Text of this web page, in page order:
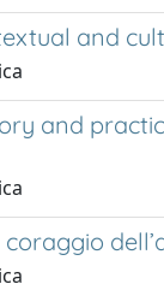
and
and
coraggio